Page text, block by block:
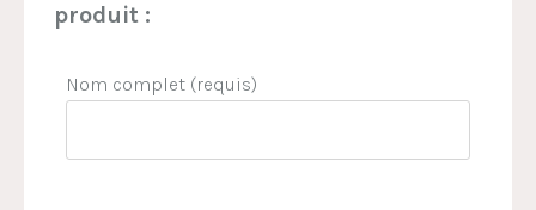
produit :
Nom complet (requis)